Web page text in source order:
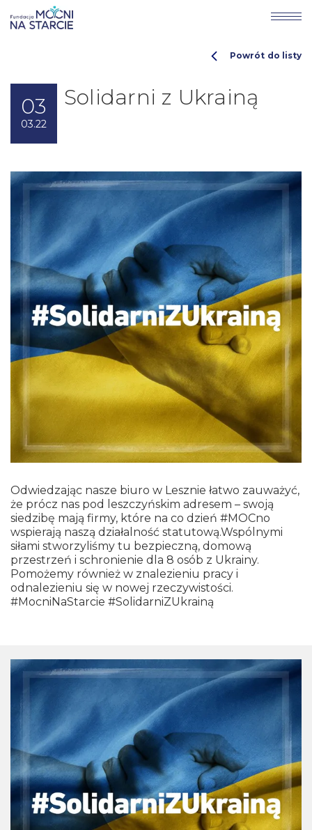
03
03.22
Solidarni z Ukrainą
Powrót do listy
Odwiedzając nasze biuro w Lesznie łatwo zauważyć,
że prócz nas pod leszczyńskim adresem – swoją
siedzibę mają firmy, które na co dzień #MOCno
wspierają naszą działalność statutową.Wspólnymi
siłami stworzyliśmy tu bezpieczną, domową
przestrzeń i schronienie dla 8 osób z Ukrainy.
Pomożemy również w znalezieniu pracy i
odnalezieniu się w nowej rzeczywistości.
#MocniNaStarcie #SolidarniZUkrainą